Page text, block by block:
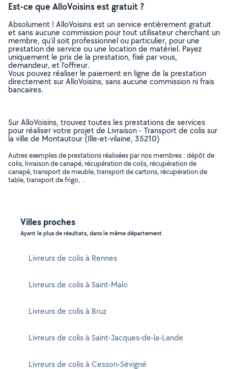
Est-ce que AlloVoisins est gratuit ?
Absolument ! AlloVoisins est un service entièrement gratuit
et sans aucune commission pour tout utilisateur cherchant un
membre, qu’il soit professionnel ou particulier, pour une
prestation de service ou une location de matériel. Payez
uniquement le prix de la prestation, fixé par vous,
demandeur, et l’offreur.
Vous pouvez réaliser le paiement en ligne de la prestation
directement sur AlloVoisins, sans aucune commission ni frais
bancaires.
Sur AlloVoisins, trouvez toutes les prestations de services
pour réaliser votre projet de Livraison - Transport de colis sur
la ville de Montautour (Ille-et-vilaine, 35210)
Autres exemples de prestations réalisées par nos membres : dépôt de
colis, livraison de canapé, récupération de colis, récupération de
canapé, transport de meuble, transport de cartons, récupération de
table, transport de frigo, ..
Villes proches
Ayant le plus de résultats, dans le même département
Livreurs de colis à Rennes
Livreurs de colis à Saint-Malo
Livreurs de colis à Bruz
Livreurs de colis à Saint-Jacques-de-la-Lande
Livreurs de colis à Cesson-Sévigné